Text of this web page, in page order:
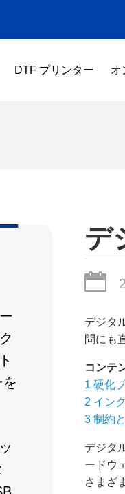
DTF プリンター オ
デ
デジタ
問にも
コンテ
1 硬化
2 イン
3 制約
デジタ
ードウ
さまざ